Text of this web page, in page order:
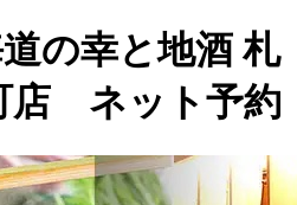
道の幸と地酒 札
店 ネット予約